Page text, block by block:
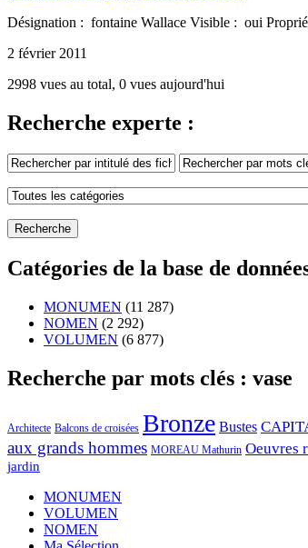
Désignation : fontaine Wallace Visible : oui
2 février 2011
2998 vues au total, 0 vues aujourd'hui
Recherche experte :
Catégories de la base de
MONUMEN (11 287)
NOMEN (2 292)
VOLUMEN (6 877)
Recherche par mots clés : vase
Architecte Balcons de croisées Bronze Bustes
aux grands hommes MOREAU Mathurin Oeuvres
jardin
MONUMEN
VOLUMEN
NOMEN